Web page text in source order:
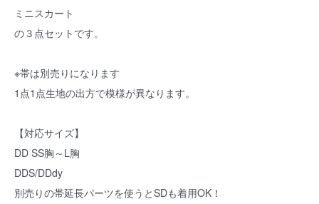
ミニスカート
の３点セットです。
※帯は別売りになります
1点1点生地の出方で模様が異なります。
【対応サイズ】
DD SS胸～L胸
DDS/DDdy
別売りの帯延長パーツを使うとSDも着用OK！